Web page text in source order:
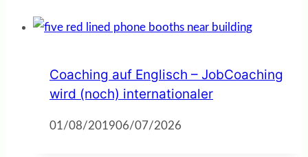
Coaching auf Englisch – JobCoaching
wird (noch) internationaler
01/08/201906/07/2026